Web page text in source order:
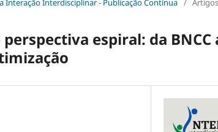
Interação Interdisciplinar - Publicação Contínua / Artigos
espiral: da BNCC